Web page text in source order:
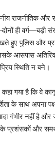
राजनीतिक और
ही वर्ग—बड़ी
हुए पुलिस और
आसपास
स्थिति न बने।
गया है कि वे
के साथ अपना
गंभीर नहीं है
प्रशंसकों और